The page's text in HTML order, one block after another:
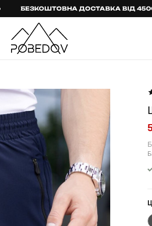
ДОСТАВКА ВІД 4500 ГРН.
Тактичний жіночий
одяг
Тактичний чоловічий
одяг
Тактичні рукавиці
Тактичні шкарпетки
ТЕРМО-КОМПЛЕКТИ
ФУТБОЛКИ І СОРОЧКИ